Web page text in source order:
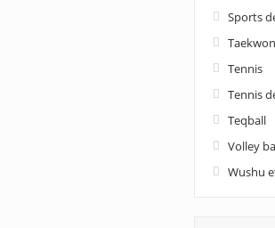
Sports
Tennis
Tennis
Teqball
Volley
Wushu